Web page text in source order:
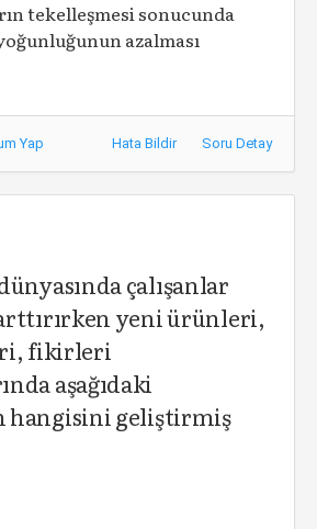
tekelleşmesi sonucunda
azalması
Yap Hata Bildir Soru Detay
çalışanlar
yeni ürünleri,
fikirleri
aşağıdaki
hangisini geliştirmiş